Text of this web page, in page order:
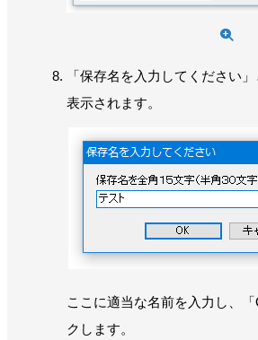
「保存名を入力してください
表示されます。
ここに適当な名前を入力し、
クします。